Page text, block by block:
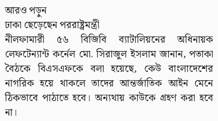
আরও পড়ুন
ঢাকা ছেড়েছেন পররাষ্ট্রমন্ত্রী
নীলফামারী ৫৬ বিজিবি ব্যাটালিয়নের অধিনায়ক
লেফটেন্যান্ট কর্নেল মো. সিরাজুল ইসলাম জানান, পতাকা
বৈঠকে বিএসএফকে বলা হয়েছে, কেউ বাংলাদেশের
নাগরিক হয়ে থাকলে তাদের আন্তর্জাতিক আইন মেনে
ঠিকভাবে পাঠাতে হবে। অন্যথায় কাউকে গ্রহণ করা হবে
না।